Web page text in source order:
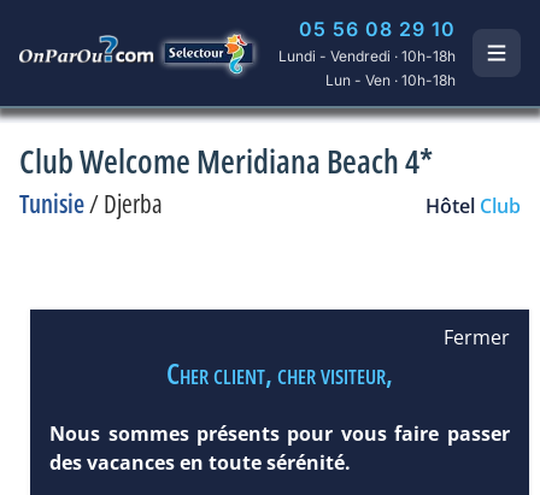
05 56 08 29 10
Lundi - Vendredi · 10h-18h
Lun - Ven · 10h-18h
Club Welcome Meridiana Beach 4*
Tunisie/Djerba Hôtel Club
Fermer
Cher client, cher visiteur,
Nous sommes présents pour vous faire passer
des vacances en toute sérénité.